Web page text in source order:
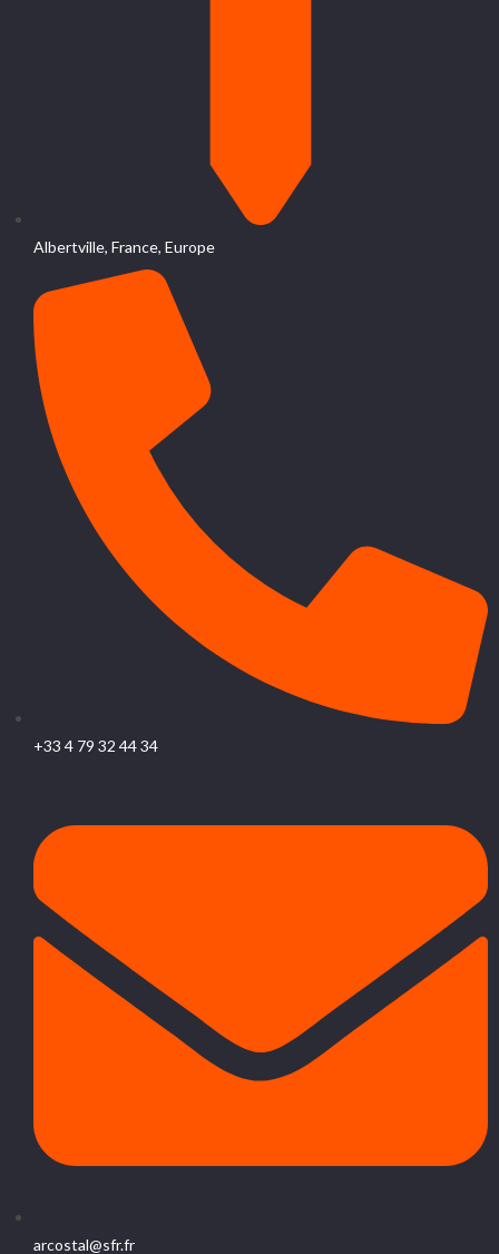
Albertville, France, Europe
+33 4 79 32 44 34
arcostal@sfr.fr